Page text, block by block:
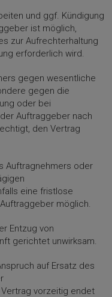
und ggf. Kündigung
ist möglich,
zur Aufrechterhal­tung
erforderlich wird.
gegen wesentliche
gegen die
oder bei
Auftraggeber nach
den Vertrag
Auftragnehmers oder
eine fristlose
möglich.
Entzug von
gerichtet unwirksam.
auf Ersatz des
vorzeitig endet